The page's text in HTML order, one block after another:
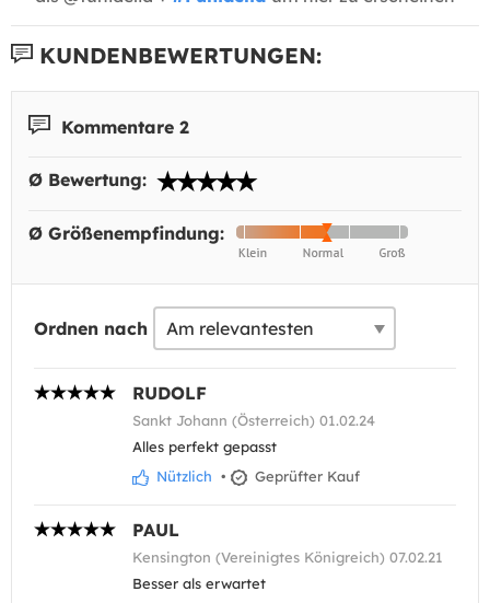
KUNDENBEWERTUNGEN:
Kommentare 2
Ø Bewertung:
Ø Größenempfindung:
Ordnen nach
RUDOLF
Sankt Johann (Österreich) 01.02.24
Alles perfekt gepasst
Nützlich • Geprüfter Kauf
PAUL
Kensington (Vereinigtes Königreich) 07.02.21
Besser als erwartet